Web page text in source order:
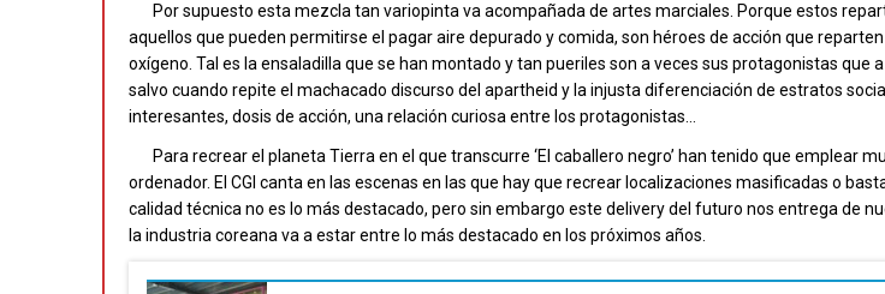
Por supuesto esta mezcla tan variopinta va acompañada de artes marciales. Porque estos
aquellos que pueden permitirse el pagar aire depurado y comida, son héroes de acción que
oxígeno. Tal es la ensaladilla que se han montado y tan pueriles son a veces sus protagonistas que
salvo cuando repite el machacado discurso del apartheid y la injusta diferenciación de estratos
interesantes, dosis de acción, una relación curiosa entre los protagonistas…
Para recrear el planeta Tierra en el que transcurre ‘El caballero negro’ han tenido que emplear
ordenador. El CGI canta en las escenas en las que hay que recrear localizaciones masificadas o
calidad técnica no es lo más destacado, pero sin embargo este delivery del futuro nos entrega de
la industria coreana va a estar entre lo más destacado en los próximos años.